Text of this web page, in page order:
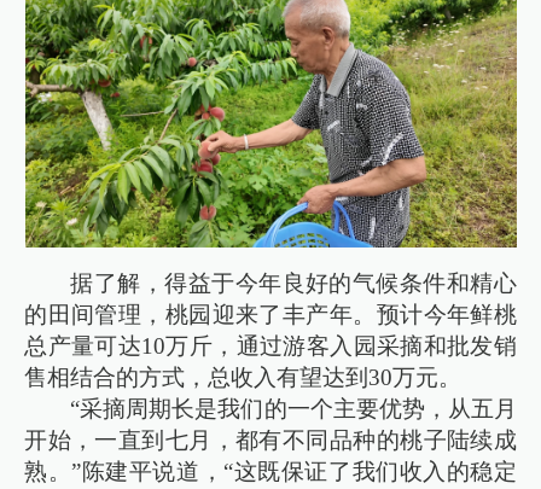
据了解，得益于今年良好的气候条件和精心
的田间管理，桃园迎来了丰产年。预计今年鲜桃
总产量可达10万斤，通过游客入园采摘和批发销
售相结合的方式，总收入有望达到30万元。
“采摘周期长是我们的一个主要优势，从五月
开始，一直到七月，都有不同品种的桃子陆续成
熟。”陈建平说道，“这既保证了我们收入的稳定